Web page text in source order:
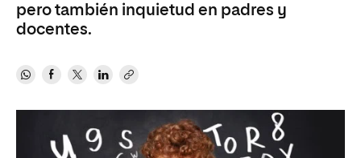
pero también inquietud en padres y
docentes.